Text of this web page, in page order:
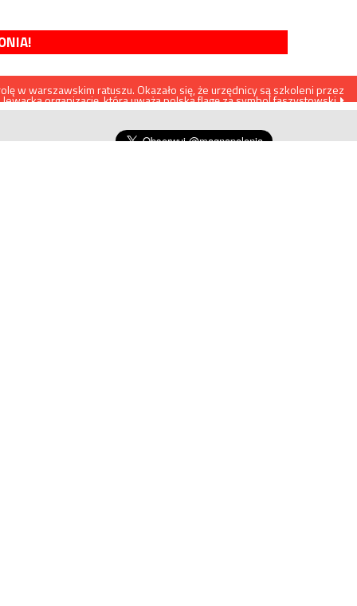
w warszawskim ratuszu. Okazało się, że urzędnicy są szkoleni przez
lewacką organizację, która uważa polską flagę za symbol faszystowski